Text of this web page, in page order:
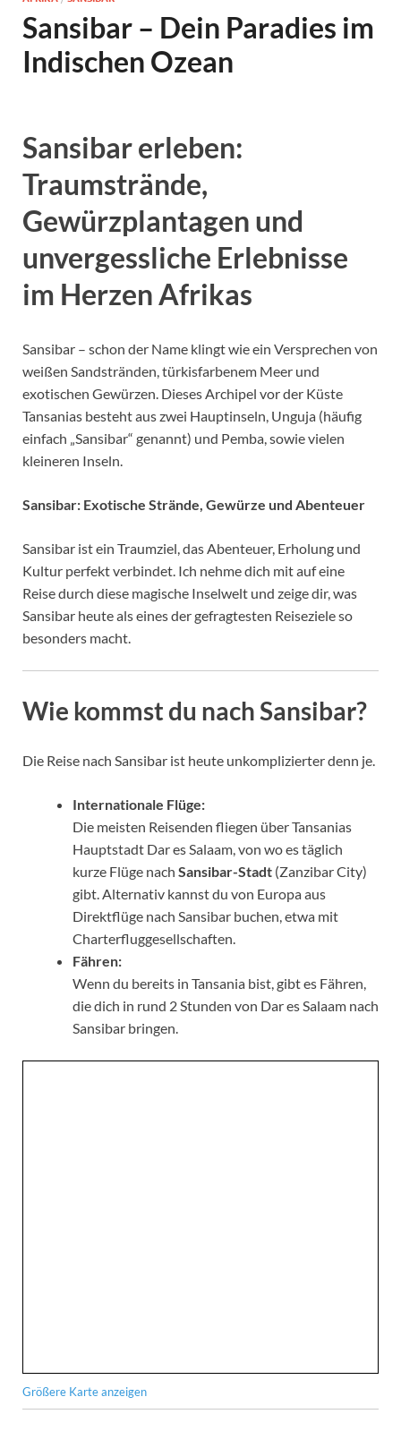
Sansibar – Dein Paradies im
Indischen Ozean
Sansibar erleben:
Traumstrände,
Gewürzplantagen und
unvergessliche Erlebnisse
im Herzen Afrikas
Sansibar – schon der Name klingt wie ein Versprechen von
weißen Sandstränden, türkisfarbenem Meer und
exotischen Gewürzen. Dieses Archipel vor der Küste
Tansanias besteht aus zwei Hauptinseln, Unguja (häufig
einfach „Sansibar“ genannt) und Pemba, sowie vielen
kleineren Inseln.
Sansibar: Exotische Strände, Gewürze und Abenteuer
Sansibar ist ein Traumziel, das Abenteuer, Erholung und
Kultur perfekt verbindet. Ich nehme dich mit auf eine
Reise durch diese magische Inselwelt und zeige dir, was
Sansibar heute als eines der gefragtesten Reiseziele so
besonders macht.
Wie kommst du nach Sansibar?
Die Reise nach Sansibar ist heute unkomplizierter denn je.
Internationale Flüge:
Die meisten Reisenden fliegen über Tansanias
Hauptstadt Dar es Salaam, von wo es täglich
kurze Flüge nach Sansibar-Stadt (Zanzibar City)
gibt. Alternativ kannst du von Europa aus
Direktflüge nach Sansibar buchen, etwa mit
Charterfluggesellschaften.
Fähren:
Wenn du bereits in Tansania bist, gibt es Fähren,
die dich in rund 2 Stunden von Dar es Salaam nach
Sansibar bringen.
Größere Karte anzeigen